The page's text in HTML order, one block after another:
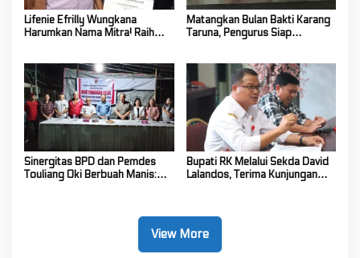
Lifenie Efrilly Wungkana
Harumkan Nama Mitra! Raih
Matangkan Bulan Bakti Karang
Taruna, Pengurus Siap
Sinergitas BPD dan Pemdes
Touliang Oki Berbuah Manis:
Bupati RK Melalui Sekda David
Lalandos, Terima Kunjungan
View More